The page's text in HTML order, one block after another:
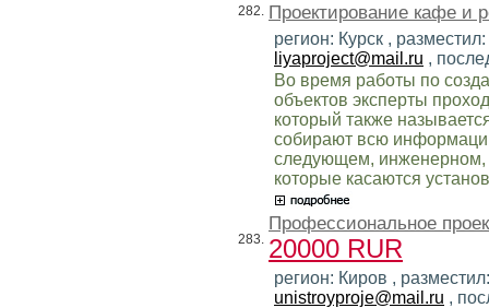
282. Проектирование кафе и
регион: Курск ,
liyaproject@mail.ru ,
Во время работы по
объектов эксперты
который также
собирают всю
следующем, инженерном,
которые касаются
283.
Профессиональное
20000 RUR
регион: Киров ,
unistroyproje@mail.ru ,